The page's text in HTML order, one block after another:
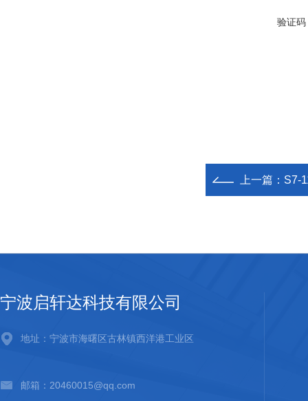
验证码
上一篇： S7-
宁波启轩达科技有限公司
地址：宁波市海曙区古林镇西洋港工业区
邮箱：20460015@qq.com